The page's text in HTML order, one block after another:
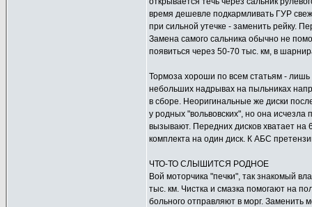
время дешевле подкармливать ГУР
при сильной утечке - заменить рейку.
Замена самого сальника обычно не
появиться через 50-70 тыс. км, в
Тормоза хороши по всем статьям - лишь
небольших надрывах на пыльниках
в сборе. Неоригинальные же диски
у родных "вольвовских", но она
вызывают. Передних дисков хватает на
комплекта на один диск. К АБС
ЧТО-ТО СЛЫШИТСЯ РОДНОЕ
Вой моторчика "печки", так знакомый
тыс. км. Чистка и смазка помогают на
больного отправляют в морг. Заменить